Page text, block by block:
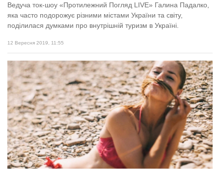
Ведуча ток-шоу «Протилежний Погляд LIVE» Галина Падалко,
яка часто подорожує різними містами України та світу,
поділилася думками про внутрішній туризм в Україні.
12 Вересня 2019, 11:55